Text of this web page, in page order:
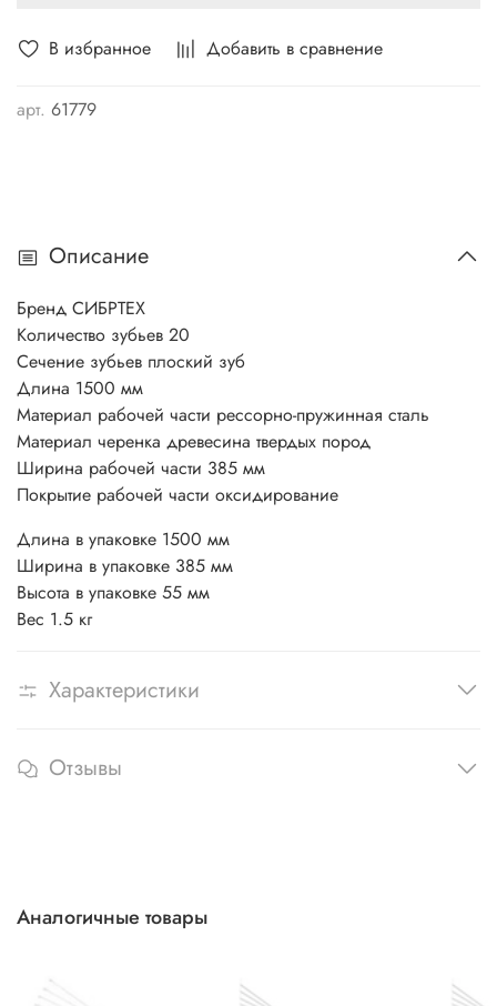
В избранное Добавить в сравнение
арт. 61779
Описание
Бренд СИБРТЕХ
Количество зубьев 20
Сечение зубьев плоский зуб
Длина 1500 мм
Материал рабочей части рессорно-пружинная сталь
Материал черенка древесина твердых пород
Ширина рабочей части 385 мм
Покрытие рабочей части оксидирование
Длина в упаковке 1500 мм
Ширина в упаковке 385 мм
Высота в упаковке 55 мм
Вес 1.5 кг
Характеристики
Отзывы
Аналогичные товары